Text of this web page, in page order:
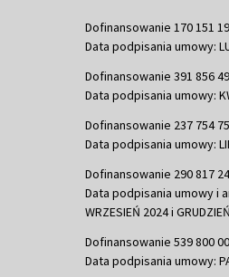
Dofinansowanie 170 151
Data podpisania umowy:
Dofinansowanie 391 856
Data podpisania umowy:
Dofinansowanie 237 754
Data podpisania umowy:
Dofinansowanie 290 817
Data podpisania umowy i
WRZESIEŃ 2024 i
Dofinansowanie 539 800
Data podpisania umowy: